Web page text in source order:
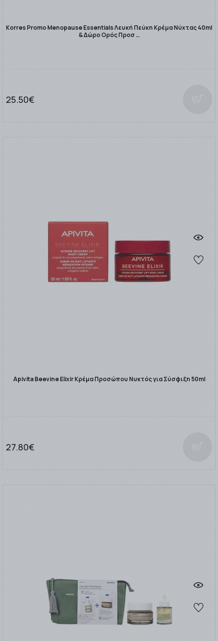
Korres Promo Menopause Essentials Λευκή Πεύκη Κρέμα Νύχτας 40ml
& Δώρο Ορός Προσ …
25.50€
Apivita Beevine Elixir Κρέμα Προσώπου Νυκτός για Σύσφιξη 50ml
27.80€